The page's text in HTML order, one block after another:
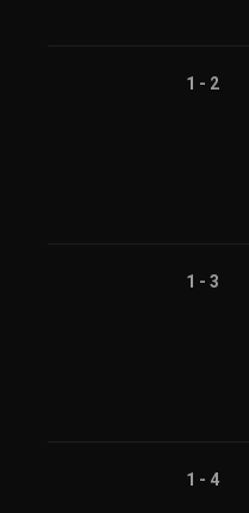
1 - 2
1 - 3
1 - 4